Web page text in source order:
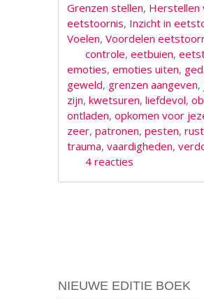
Grenzen stellen, Herstellen
eetstoornis, Inzicht in
Voelen,Voordelen
controle,eetbuien,
emoties,emoties uiten,
geweld, grenzen aangeven,
zijn,kwetsuren,liefdevol,
ontladen,opkomen voor
zeer,patronen,pesten,rust
trauma,vaardigheden,
4 reacties
NIEUWE EDITIE BOEK